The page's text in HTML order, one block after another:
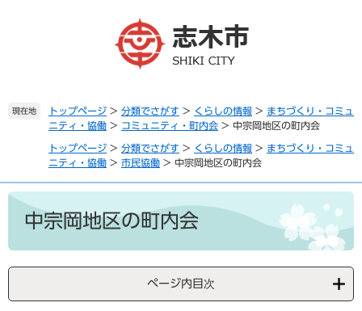
へ
現在地 トップページ > 分類でさがす > くらしの情報 > まちづくり・コミュ
ニティ・協働 > コミュニティ・町内会 > 中宗岡地区の町内会
トップページ > 分類でさがす > くらしの情報 > まちづくり・コミュ
ニティ・協働 > 市民協働 > 中宗岡地区の町内会
本
中宗岡地区の町内会
ページ内目次